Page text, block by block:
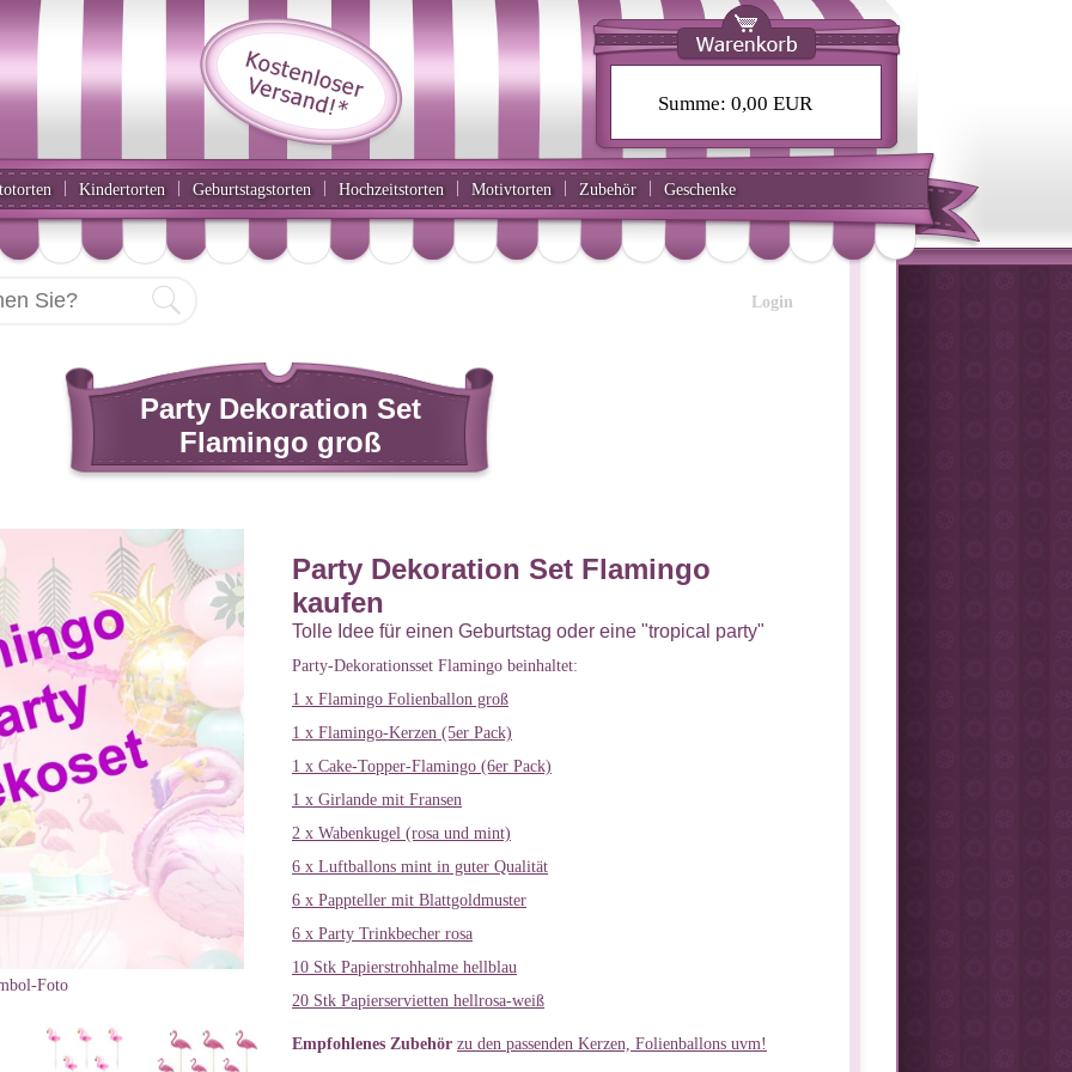
| Kindertorten | Geburtstagstorten | Hochzeitstorten | Motivtorten | Zubehör | Geschenke
Summe: 0,00 EUR
Login
Party Dekoration Set
Flamingo groß
Foto
Party Dekoration Set Flamingo
kaufen
Tolle Idee für einen Geburtstag oder eine "tropical party"
Party-Dekorationsset Flamingo beinhaltet:
1 x Flamingo Folienballon groß
1 x Flamingo-Kerzen (5er Pack)
1 x Cake-Topper-Flamingo (6er Pack)
1 x Girlande mit Fransen
2 x Wabenkugel (rosa und mint)
6 x Luftballons mint in guter Qualität
6 x Pappteller mit Blattgoldmuster
6 x Party Trinkbecher rosa
10 Stk Papierstrohhalme hellblau
20 Stk Papierservietten hellrosa-weiß
Empfohlenes Zubehör zu den passenden Kerzen, Folienballons uvm!